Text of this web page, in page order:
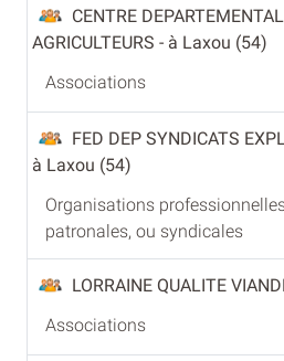
CENTRE
AGRICULTEURS - à Laxou (54)
Associations
FED DEP SYNDICATS
à Laxou (54)
Organisations
patronales, ou syndicales
LORRAINE QUALITE
Associations